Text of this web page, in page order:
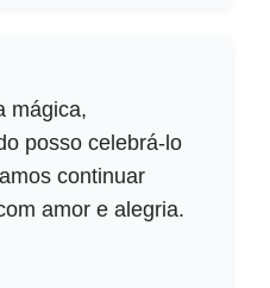
mágica,
posso celebrá-lo
continuar
amor e alegria.